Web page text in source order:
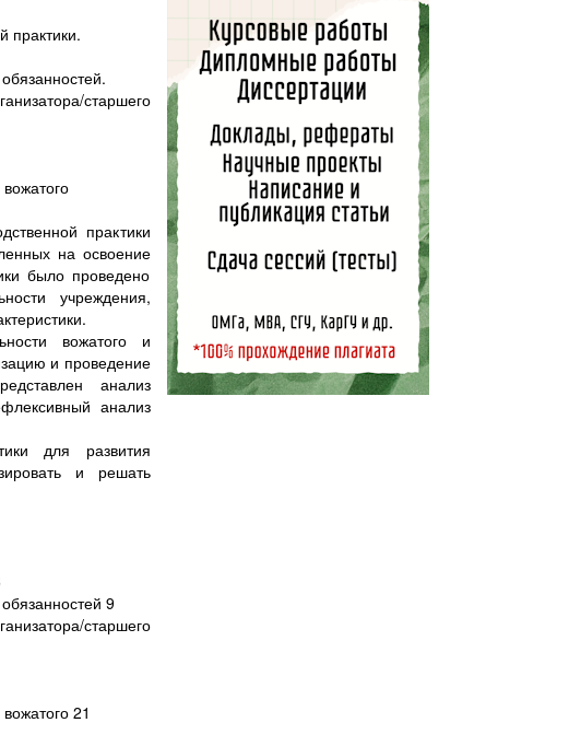
практики.
старшего
практики
на освоение
было проведено
учреждения,
вожатого и
и проведение
анализ
анализ
для развития
и решать
9
старшего
21